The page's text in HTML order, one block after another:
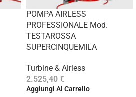
POMPA AIRLESS
PROFESSIONALE Mod.
TESTAROSSA
SUPERCINQUEMILA
Turbine & Airless
2.525,40 €
Aggiungi Al Carrello